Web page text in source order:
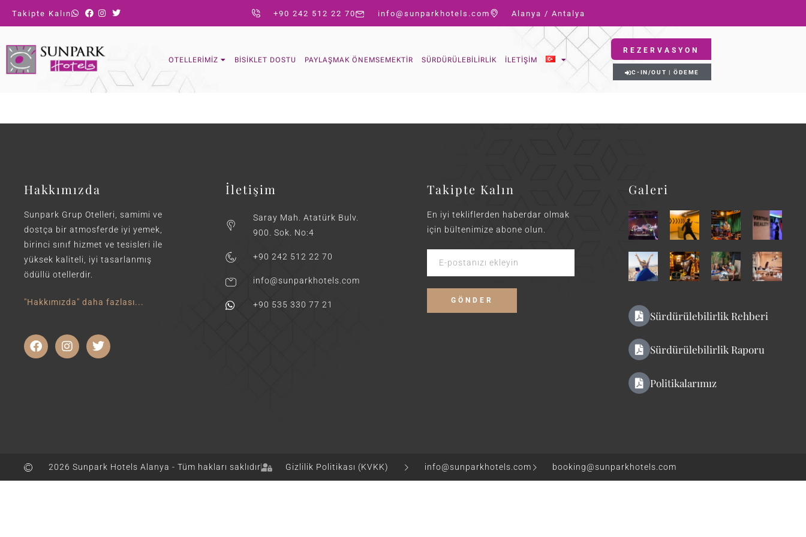
Takipte Kalın +90 242 512 22 70 info@sunparkhotels.com Alanya / Antalya
OTELLERIMIZ BISIKLET DOSTU PAYLAŞMAK ÖNEMSEMEKTIR SÜRDÜRÜLEBILIRLIK İLETIŞIM
REZERVASYON
C-IN/OUT | ÖDEME
Hakkımızda
Sunpark Grup Otelleri, samimi ve
dostça bir atmosferde iyi yemek,
birinci sınıf hizmet ve tesisleri ile
yüksek kaliteli, iyi tasarlanmış
ödüllü otellerdir.
"Hakkımızda" daha fazlası...
İletişim
Saray Mah. Atatürk Bulv.
900. Sok. No:4
+90 242 512 22 70
info@sunparkhotels.com
+90 535 330 77 21
Takipte Kalın
En iyi tekliflerden haberdar olmak
için bültenimize abone olun.
Galeri
Sürdürülebilirlik Rehberi
Sürdürülebilirlik Raporu
Politikalarımız
2026 Sunpark Hotels Alanya - Tüm hakları saklıdır Gizlilik Politikası (KVKK) info@sunparkhotels.com booking@sunparkhotels.com